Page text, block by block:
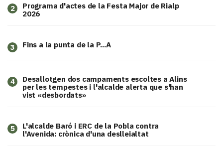
2
Programa d'actes de la Festa Major de Rialp
2026
3 Fins a la punta de la P...A
4
​Desallotgen dos campaments escoltes a Alins
per les tempestes i l'alcalde alerta que s'han
vist «desbordats»
5
L'alcalde Baró i ERC de la Pobla contra
l'Avenida: crònica d'una deslleialtat